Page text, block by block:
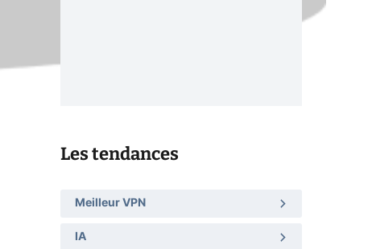
Les tendances
Meilleur VPN
IA